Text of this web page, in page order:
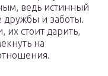
ведь истинный
и заботы.
их стоит дарить,
на